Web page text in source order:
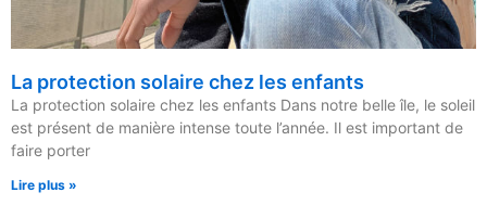
La protection solaire chez les enfants
La protection solaire chez les enfants Dans notre belle île, le soleil
est présent de manière intense toute l’année. Il est important de
faire porter
Lire plus »